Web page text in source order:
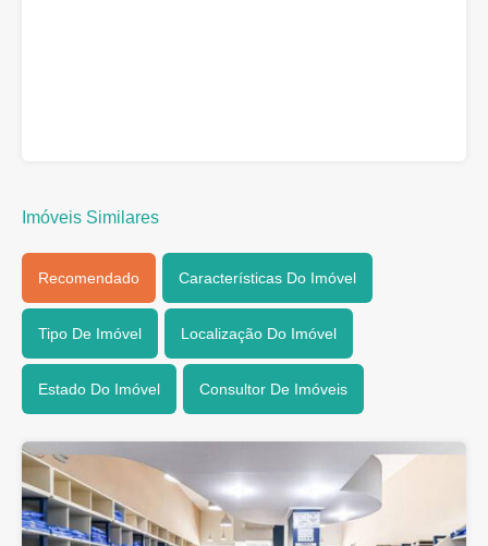
Imóveis Similares
Recomendado Características Do Imóvel
Tipo De Imóvel Localização Do Imóvel
Estado Do Imóvel Consultor De Imóveis